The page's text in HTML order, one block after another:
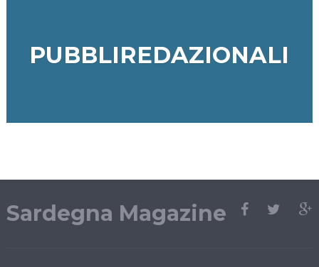
PUBBLIREDAZIONALI
Sardegna Magazine